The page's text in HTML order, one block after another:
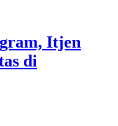
Itjen
di